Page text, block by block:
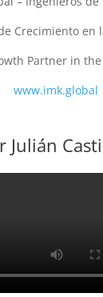
Crecimiento en
Partner in
www.imk.global
Julián